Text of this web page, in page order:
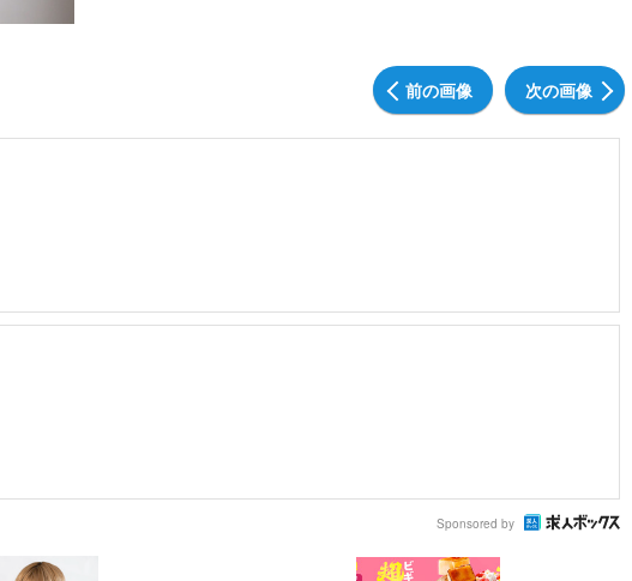
前の画像 次の画像
Sponsored by